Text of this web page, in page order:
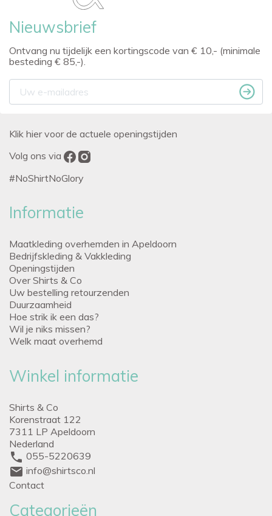
Nieuwsbrief
Ontvang nu tijdelijk een kortingscode van € 10,- (minimale
besteding € 85,-).
Klik hier voor de actuele openingstijden
Volg ons via
#NoShirtNoGlory
Informatie
Maatkleding overhemden in Apeldoorn
Bedrijfskleding & Vakkleding
Openingstijden
Over Shirts & Co
Uw bestelling retourzenden
Duurzaamheid
Hoe strik ik een das?
Wil je niks missen?
Welk maat overhemd
Winkel informatie
Shirts & Co
Korenstraat 122
7311 LP Apeldoorn
Nederland
phone 055-5220639
mail info@shirtsco.nl
Contact
Categorieën